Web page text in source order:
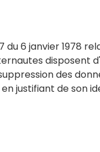
du 6 janvier 1978
disposent
des
justifiant de son